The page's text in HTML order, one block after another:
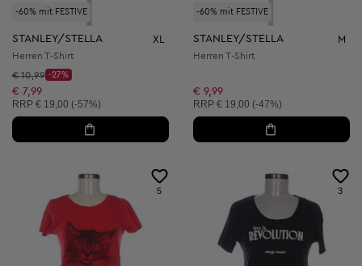
-60% mit FESTIVE
STANLEY/STELLA XL
Herren T-Shirt
Startpreis:
€ 10,99
Discount Price:
-27%
Reduzierter Preis:
€ 7,99
Unverbindliche Preisempfehlung:
RRP € 19,00 (-57%)
-60% mit FESTIVE
STANLEY/STELLA M
Herren T-Shirt
€ 9,99
Unverbindliche Preisempfehlung:
RRP € 19,00 (-47%)
5 3